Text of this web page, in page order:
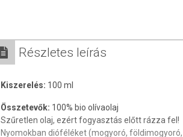
Részletes leírás
Kiszerelés: 100 ml
Összetevők: 100% bio olívaolaj
Szűretlen olaj, ezért fogyasztás előtt rázza fel!
Nyomokban dióféléket (mogyoró,